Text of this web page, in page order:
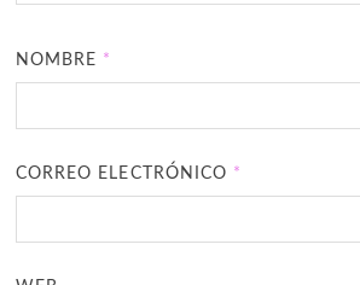
NOMBRE *
CORREO ELECTRÓNICO *